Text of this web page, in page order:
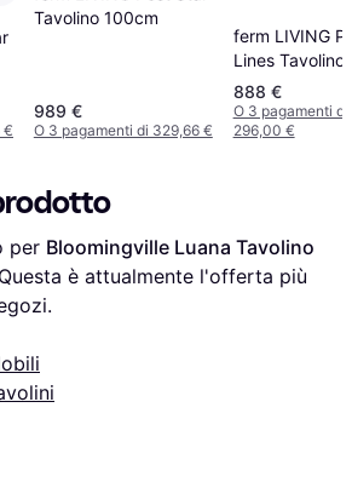
€
Tavolino 100cm
989 €
O 3 pagamenti di 329,66 €
ferm LIVING
Lines Tavolino
888 €
O 3 pagamenti di
296,00 €
per Bloomingville Luana Tavolino
è attualmente l'offerta più